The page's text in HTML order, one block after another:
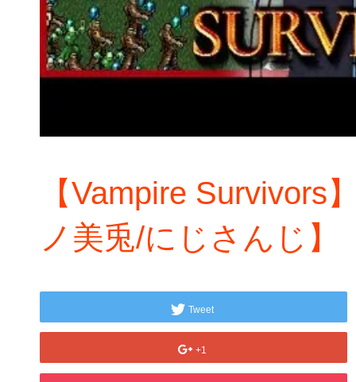
【Vampire
ノ美兎/にじさんじ】
Tweet
+1